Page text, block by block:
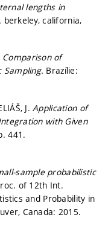
lengths in
berkeley, california,
Comparison of
Sampling. Brazílie:
J.Application of
with Given
441.
sample probabilistic
of 12th Int.
and Probability in
Canada: 2015.